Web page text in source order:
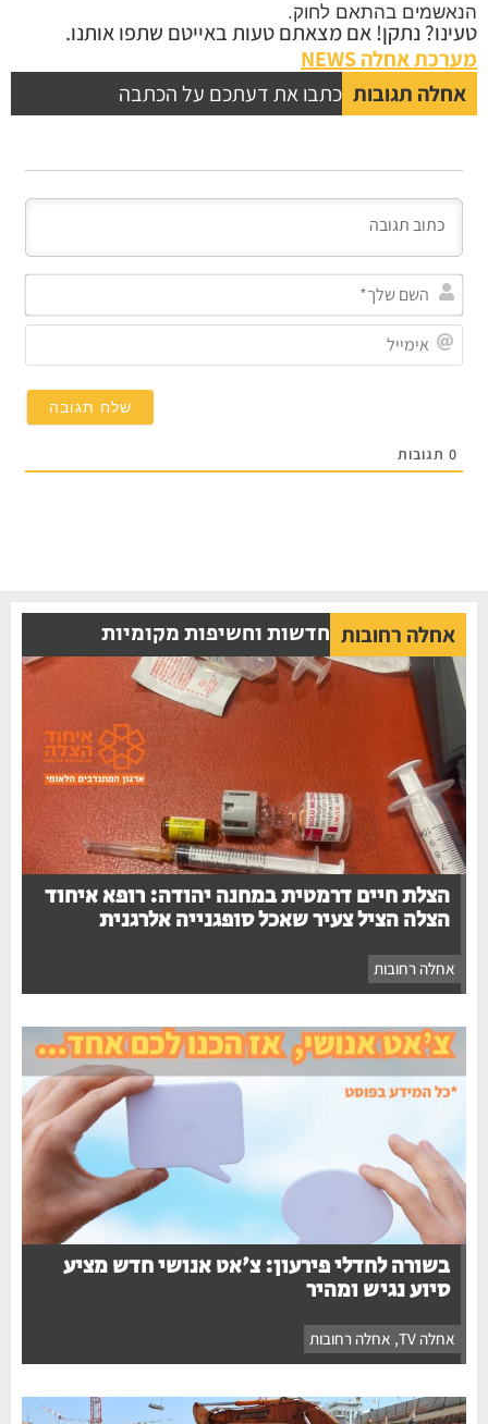
הנאשמים בהתאם לחוק.
טעינו? נתקן! אם מצאתם טעות באייטם שתפו אותנו.
מערכת אחלה NEWS
אחלה תגובות כתבו את דעתכם על הכתבה
0תגובות
אחלה רחובות חדשות וחשיפות מקומיות
הצלת חיים דרמטית במחנה יהודה: רופא איחוד
הצלה הציל צעיר שאכל סופגנייה אלרגנית
אחלה רחובות
בשורה לחדלי פירעון: צ'אט אנושי חדש מציע
סיוע נגיש ומהיר
אחלה TV , אחלה רחובות